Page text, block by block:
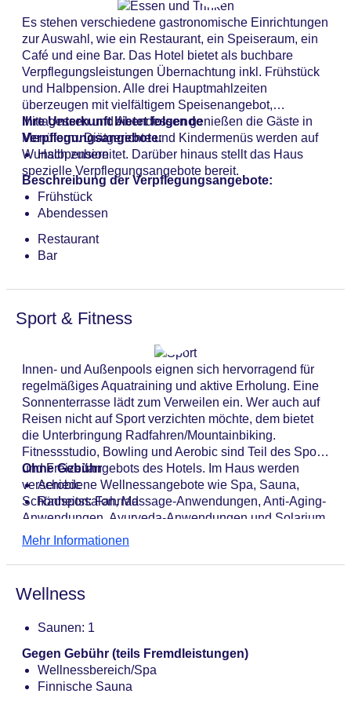
Fahrradverleih die notwendige Ausrüstung. Es liegen
Tageszeitungen aus (Nutzung kostenpflichtig). Bei
Geschäftlichem hilft das Business-Center gerne weiter
und bietet ein Faxgerät an.
Landeskategorie: 3 Sterne
Es stehen verschiedene gastronomische Einrichtungen
zur Auswahl, wie ein Restaurant, ein Speiseraum, ein
Café und eine Bar. Das Hotel bietet als buchbare
Verpflegungsleistungen Übernachtung inkl. Frühstück
und Halbpension. Alle drei Hauptmahlzeiten
überzeugen mit vielfältigem Speisenangebot,
Mittagessen und Abendessen genießen die Gäste in
Menüform. Diätgerichte und Kindermenüs werden auf
Wunsch zubereitet. Darüber hinaus stellt das Haus
spezielle Verpflegungsangebote bereit.
Ihre Unterkunft bietet folgende
Verpflegungsangebote:
Halbpension
Beschreibung der Verpflegungsangebote:
Frühstück
Abendessen
Restaurant
Bar
Sport & Fitness
Innen- und Außenpools eignen sich hervorragend für
regelmäßiges Aquatraining und aktive Erholung. Eine
Sonnenterrasse lädt zum Verweilen ein. Wer auch auf
Reisen nicht auf Sport verzichten möchte, dem bietet
die Unterbringung Radfahren/Mountainbiking.
Fitnessstudio, Bowling und Aerobic sind Teil des Sport-
und Freizeitangebots des Hotels. Im Haus werden
verschiedene Wellnessangebote wie Spa, Sauna,
Schönheitssalon, Massage-Anwendungen, Anti-Aging-
Anwendungen, Ayurveda-Anwendungen und Solarium
offeriert. Die Unterbringung hält einige
Unterhaltungsangebote bereit, darunter eine Disco, ein
Casino und einen Nachtclub.
Ohne Gebühr
Aerobic
Radsport: Fahrrad
Mehr Informationen
Wellness
Saunen: 1
Gegen Gebühr (teils Fremdleistungen)
Wellnessbereich/Spa
Finnische Sauna